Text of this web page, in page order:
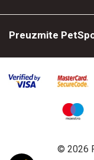
Preuzmite
© 2026